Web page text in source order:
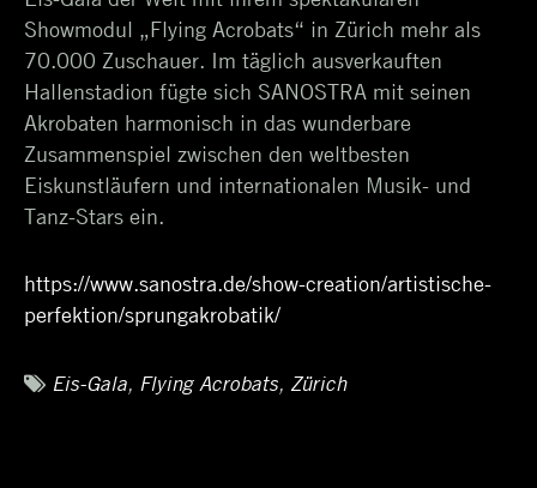
Showmodul „Flying Acrobats“ in Zürich mehr als
70.000 Zuschauer. Im täglich ausverkauften
Hallenstadion fügte sich SANOSTRA mit seinen
Akrobaten harmonisch in das wunderbare
Zusammenspiel zwischen den weltbesten
Eiskunstläufern und internationalen Musik- und
Tanz-Stars ein.
https://www.sanostra.de/show-creation/artistische-
perfektion/sprungakrobatik/
Tags
Eis-Gala, Flying Acrobats, Zürich